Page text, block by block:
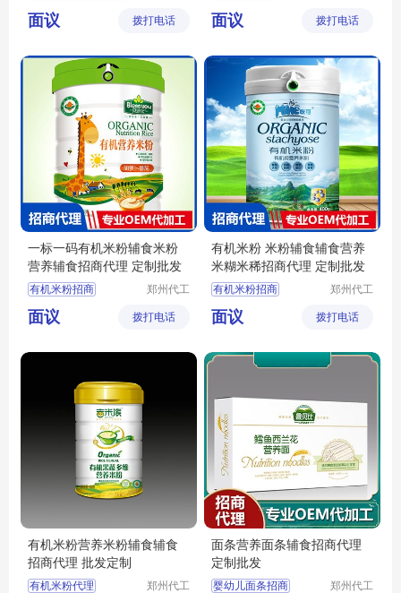
婴幼儿营养米粉代理
婴幼儿营养米粉批发
宝宝辅食批发
技有限公
面议 拨打电话
婴童辅食代工
米粉OEM
婴幼儿辅食代工
技有限公
面议 拨打电话
一标一码有机米粉辅食米粉
营养辅食招商代理 定制批发
有机米粉招商
有机米粉代理
婴幼儿辅食定制
营养辅食招商
郑州代工
技有限公
面议 拨打电话
有机米粉 米粉辅食辅食营养
米糊米稀招商代理 定制批发
有机米粉招商
有机米粉代理
宝宝米粉定制
宝宝辅食代理
郑州代工
技有限公
面议 拨打电话
有机米粉营养米粉辅食辅食
招商代理 批发定制
有机米粉代理
郑州代工
面条营养面条辅食招商代理
定制批发
婴幼儿面条招商
郑州代工